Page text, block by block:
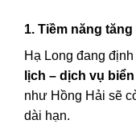
1. Tiềm năng
Hạ Long đang
lịch – dịch vụ
như Hồng Hải sẽ
dài hạn.